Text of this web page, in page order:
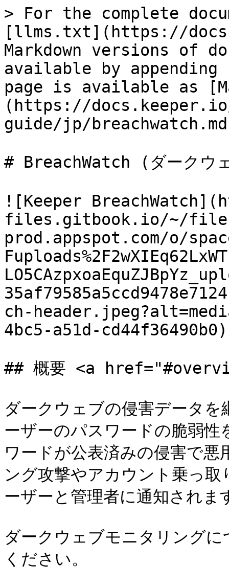
> For the complete
[llms.txt](https://
Markdown versions of
available by
page is available as
(https://
guide/jp/
# BreachWatch (ダークウ
![Keeper
files.gitbook.io/~/
prod.appspot.com/o/
ch-
4bc5-a51d-cd44f36490b0)
## 概要 <a
ダークウェブの侵害データ
ーザーのパスワードの脆弱
ワードが公表済みの侵害で
ング攻撃やアカウント乗っ
ーザーと管理者に通知されま
ダークウェブモニタリング
ください。